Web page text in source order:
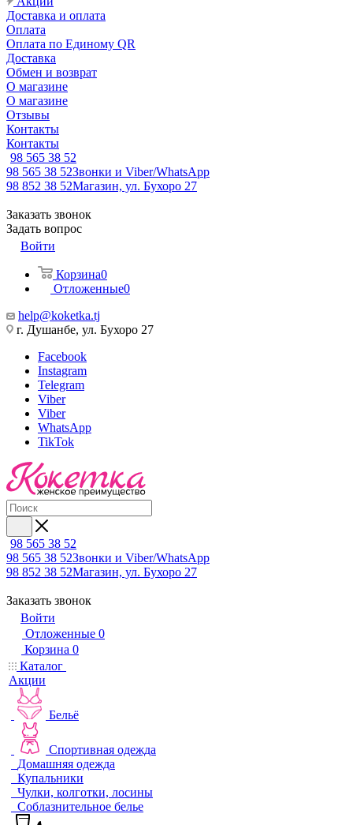
Доставка и оплата
Оплата
Оплата по Единому QR
Доставка
Обмен и возврат
О магазине
О магазине
Отзывы
Контакты
Контакты
98 565 38 52
98 565 38 52Звонки и Viber/WhatsApp
98 852 38 52Магазин, ул. Бухоро 27
Заказать звонок
Задать вопрос
Войти
Корзина0
Отложенные0
help@koketka.tj
г. Душанбе, ул. Бухоро 27
Facebook
Instagram
Telegram
Viber
Viber
WhatsApp
TikTok
98 565 38 52
98 565 38 52Звонки и Viber/WhatsApp
98 852 38 52Магазин, ул. Бухоро 27
Заказать звонок
Войти
Отложенные 0
Корзина 0
Каталог
Акции
Бельё
Спортивная одежда
Домашняя одежда
Купальники
Чулки, колготки, лосины
Соблазнительное белье